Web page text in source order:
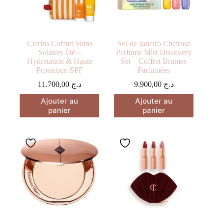
Clarins Coffret Soins
Solaires Été –
Hydratation & Haute
Protection SPF
د.ج 11.700,00
Ajouter au
panier
Sol de Janeiro Cheirosa
Perfume Mist Discovery
Set – Coffret Brumes
Parfumées
د.ج 9.900,00
Ajouter au
panier